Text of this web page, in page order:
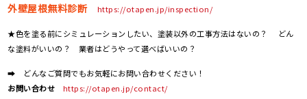
外壁屋根無料診断 https://otapen.jp/inspection/
★色を塗る前にシミュレーションしたい、塗装以外の工事方法はないの？ どん
な塗料がいいの？ 業者はどうやって選べばいいの？
➡ どんなご質問でもお気軽にお問い合わせください！
お問い合わせ
https://otapen.jp/contact/